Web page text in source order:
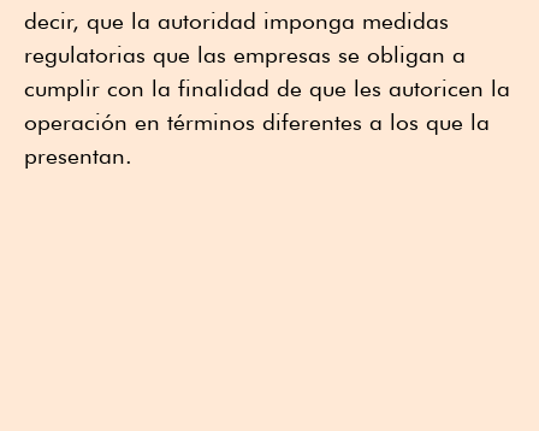
decir, que la autoridad imponga medidas
regulatorias que las empresas se obligan a
cumplir con la finalidad de que les autoricen la
operación en términos diferentes a los que la
presentan.